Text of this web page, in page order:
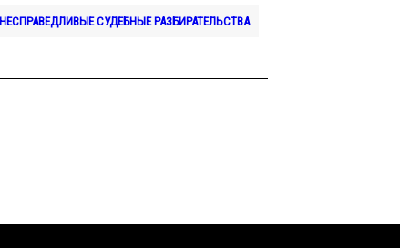
НЕСПРАВЕДЛИВЫЕ СУДЕБНЫЕ РАЗБИРАТЕЛЬСТВА